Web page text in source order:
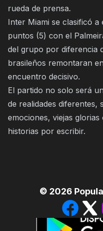
rueda de prensa.
Inter Miami se clasificó a
puntos (5) con el
del grupo por diferencia
brasileños remontaran
encuentro decisivo.
El partido no solo será
de realidades diferentes,
emociones, viejas
historias por escribir.
© 2026